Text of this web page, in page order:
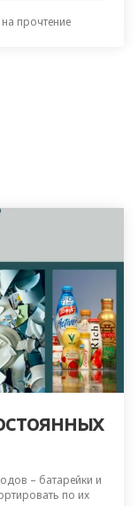
прочтение
– батарейки и
по их